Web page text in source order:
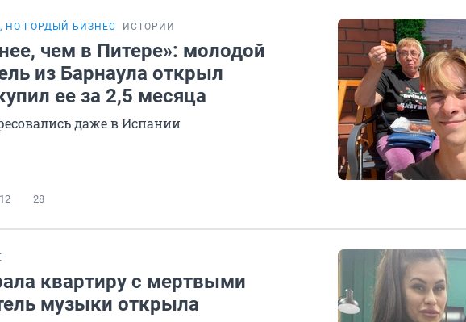
НО ГОРДЫЙ БИЗНЕС ИСТОРИИ
чем в Питере»: молодой
из Барнаула открыл
ее за 2,5 месяца
даже в Испании
28
квартиру с мертвыми
музыки открыла